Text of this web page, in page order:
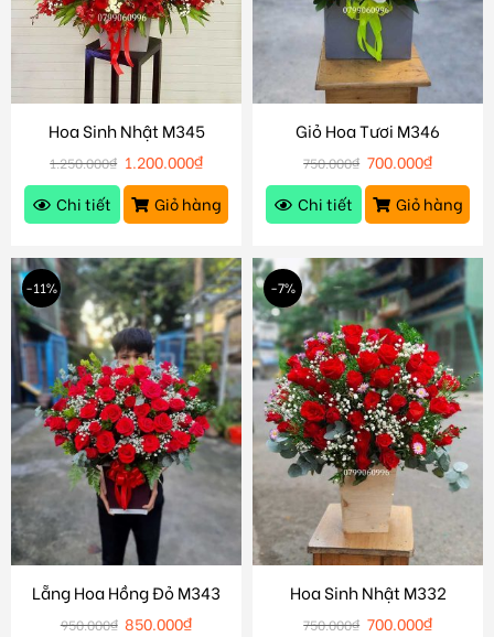
Hoa Sinh Nhật M345
1.250.000₫ 1.200.000₫
Chi tiết
Giỏ hàng
Giỏ Hoa Tươi M346
750.000₫ 700.000₫
Chi tiết
Giỏ hàng
-11%
Lẵng Hoa Hồng Đỏ M343
950.000₫ 850.000₫
-7%
Hoa Sinh Nhật M332
750.000₫ 700.000₫